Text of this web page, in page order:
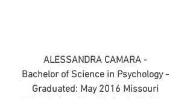
ALESSANDRA CAMARA -
Bachelor of Science in Psychology -
Graduated: May 2016 Missouri